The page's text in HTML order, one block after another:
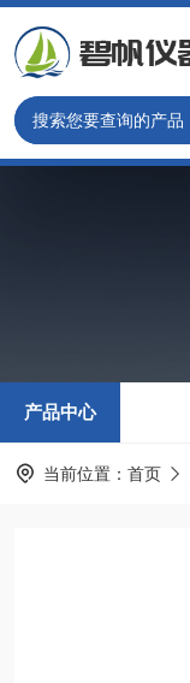
产品中心
当前位置： 首页